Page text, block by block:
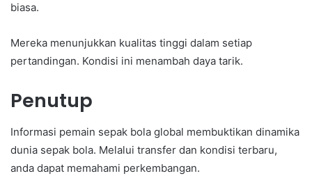
biasa.
Mereka menunjukkan kualitas tinggi dalam setiap
pertandingan. Kondisi ini menambah daya tarik.
Penutup
Informasi pemain sepak bola global membuktikan dinamika
dunia sepak bola. Melalui transfer dan kondisi terbaru,
anda dapat memahami perkembangan.